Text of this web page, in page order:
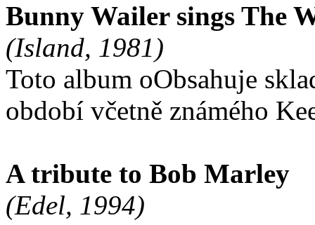
Bunny Wailer sings The
(Island, 1981)
Toto album oObsahuje
období včetně známého
A tribute to Bob Marley
(Edel, 1994)